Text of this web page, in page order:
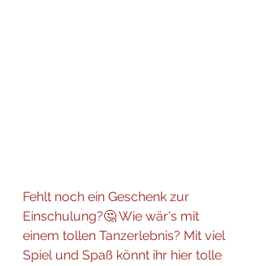
Fehlt noch ein Geschenk zur
Einschulung?🤔 Wie wär's mit
einem tollen Tanzerlebnis? Mit viel
Spiel und Spaß könnt ihr hier tolle